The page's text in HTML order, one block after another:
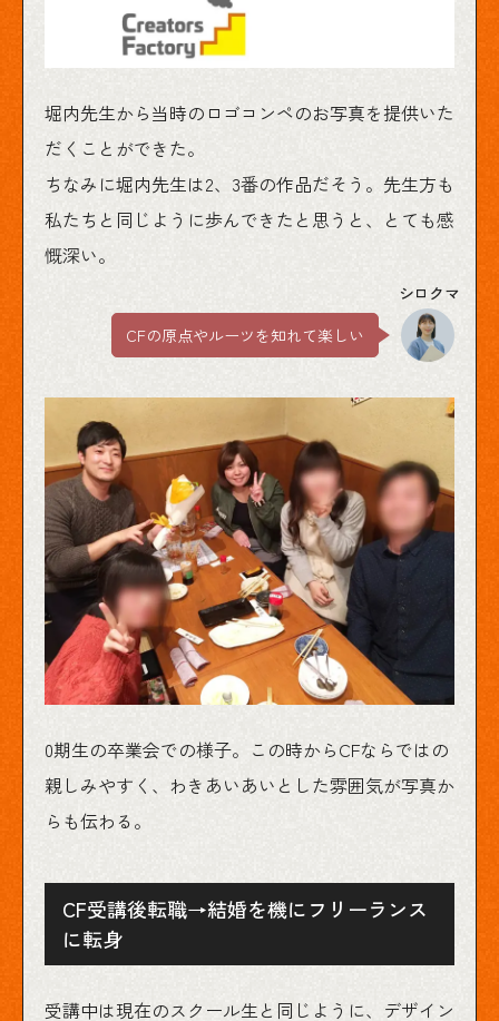
堀内先生から当時のロゴコンペのお写真を提供いた
だくことができた。
ちなみに堀内先生は2、3番の作品だそう。先生方も
私たちと同じように歩んできたと思うと、とても感
慨深い。
CFの原点やルーツを知れて楽しい
0期生の卒業会での様子。この時からCFならではの
親しみやすく、わきあいあいとした雰囲気が写真か
らも伝わる。
CF受講後転職→結婚を機にフリーランス
に転身
受講中は現在のスクール生と同じように、デザイン